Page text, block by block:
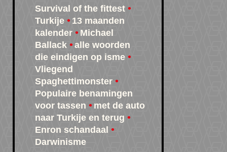
Survival of the fittest
Turkije
13 maanden
kalender
Michael
Ballack
alle woorden
die eindigen op isme
Vliegend
Spaghettimonster
Populaire benamingen
voor tassen
met de auto
naar Turkije en terug
Enron schandaal
Darwinisme